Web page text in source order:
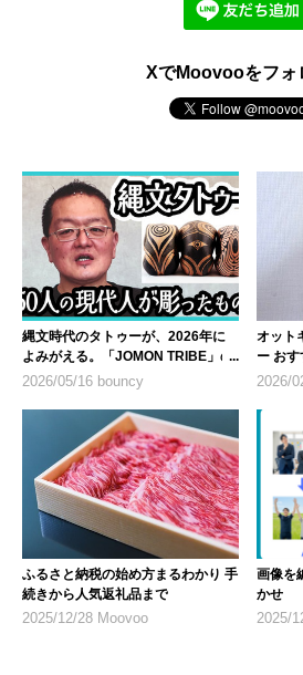
XでMoovooをフォ
縄文時代のタトゥーが、2026年に
よみがえる。「JOMON TRIBE」の
10年
2026/05/16 bouncy
オット
ー お
2026/
ふるさと納税の始め方まるわかり 手
続きから人気返礼品まで
2025/12/28 Moovoo
画像を
かせ
2025/